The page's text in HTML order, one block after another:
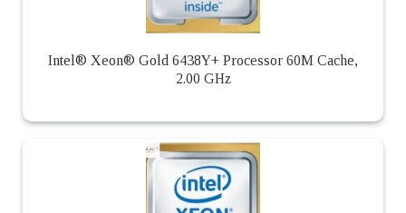
Intel® Xeon® Gold 6438Y+ Processor 60M Cache,
2.00 GHz